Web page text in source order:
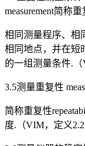
measurement简称
相同测量程序、相
相同地点，并在短
的一组测量条件.
3.5测量重复性
简称重复性
度.（VIM，定义